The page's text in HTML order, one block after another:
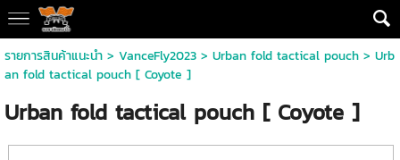
รายการสินค้าแนะนำ> VanceFly2023> Urban fold tactical pouch > Urb
an fold tactical pouch [ Coyote ]
Urban fold tactical pouch [ Coyote ]